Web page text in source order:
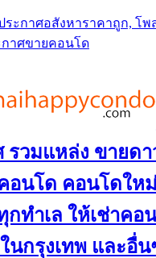
ระกาศอสังหาราคาถูก, โ
าศขายคอนโด
รวมแหล่ง ขายด
อนโด คอนโดให
กทำเล ให้เช่าค
นกรุงเทพ และอื่น